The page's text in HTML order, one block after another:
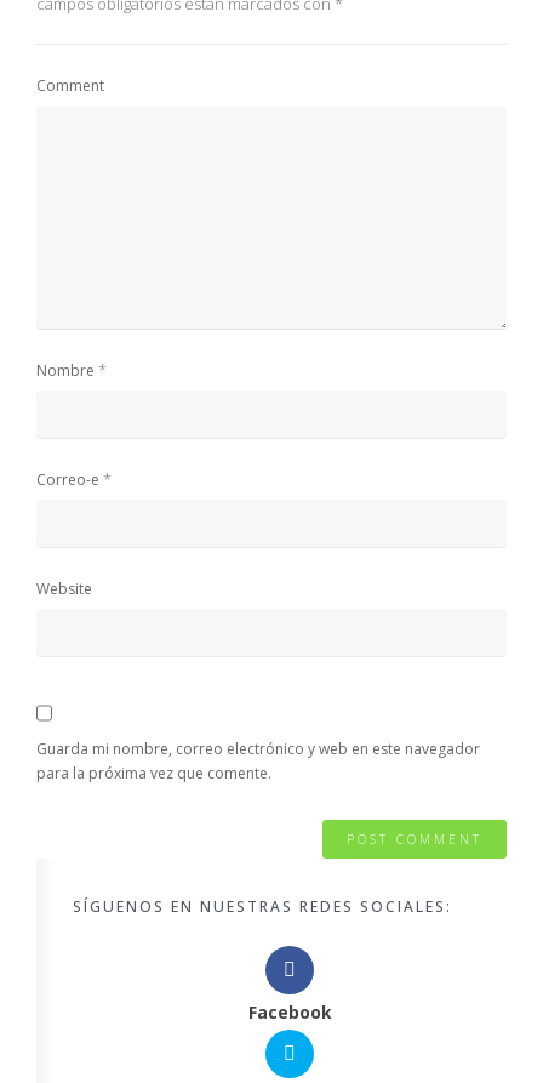
Comment
Nombre *
Correo-e *
Website
Guarda mi nombre, correo electrónico y web en este navegador
para la próxima vez que comente.
SÍGUENOS EN NUESTRAS REDES SOCIALES:
Facebook